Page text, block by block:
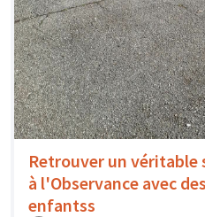
Retrouver un véritable
à l'Observance avec
enfantss